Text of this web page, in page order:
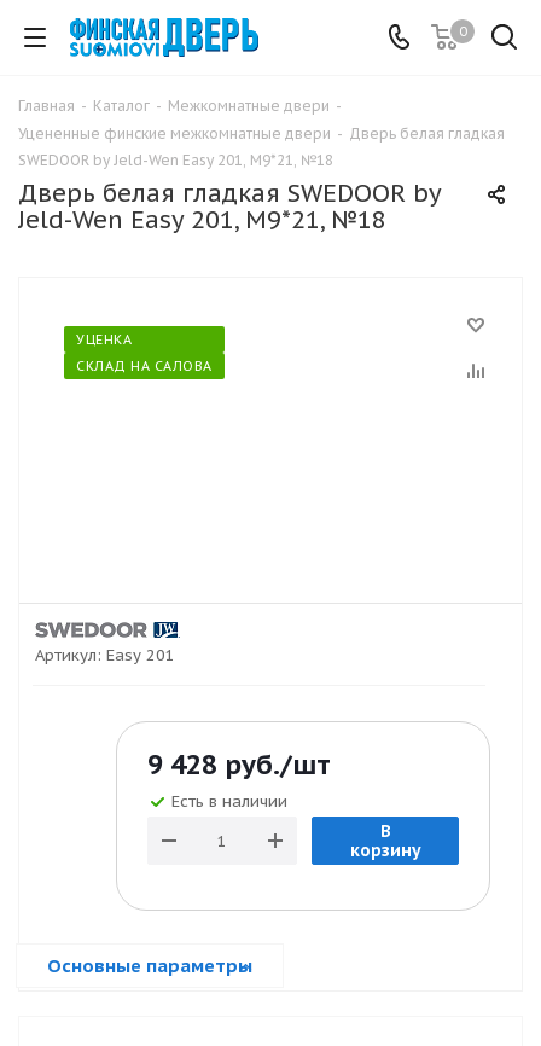
0
Главная - Каталог - Межкомнатные двери -
Уцененные финские межкомнатные двери - Дверь белая гладкая
SWEDOOR by Jeld-Wen Easy 201, М9*21, №18
Дверь белая гладкая SWEDOOR by
Jeld-Wen Easy 201, М9*21, №18
УЦЕНКА
СКЛАД НА САЛОВА
Артикул: Easy 201
9 428 руб./шт
Есть в наличии
В
корзину
Основные параметры